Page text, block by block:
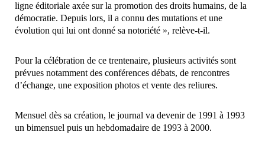
ligne éditoriale axée sur la promotion des droits humains, de la
démocratie. Depuis lors, il a connu des mutations et une
évolution qui lui ont donné sa notoriété », relève-t-il.
Pour la célébration de ce trentenaire, plusieurs activités sont
prévues notamment des conférences débats, de rencontres
d’échange, une exposition photos et vente des reliures.
Mensuel dès sa création, le journal va devenir de 1991 à 1993
un bimensuel puis un hebdomadaire de 1993 à 2000.